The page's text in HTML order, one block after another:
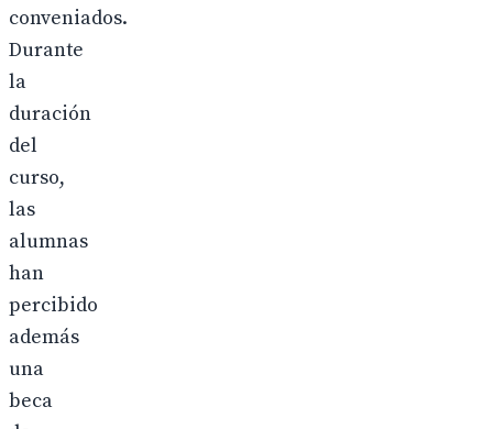
conveniados.
Durante
la
duración
del
curso,
las
alumnas
han
percibido
además
una
beca